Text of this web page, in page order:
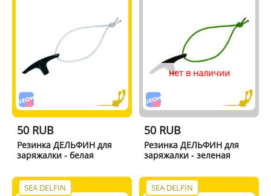
50 RUB
Резинка ДЕЛЬФИН для
заряжалки - белая
нет в наличии
50 RUB
Резинка ДЕЛЬФИН для
заряжалки - зеленая
SEA DELFIN SEA DELFIN